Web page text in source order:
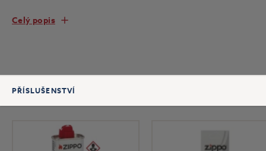
Celý popis
PŘÍSLUŠENSTVÍ